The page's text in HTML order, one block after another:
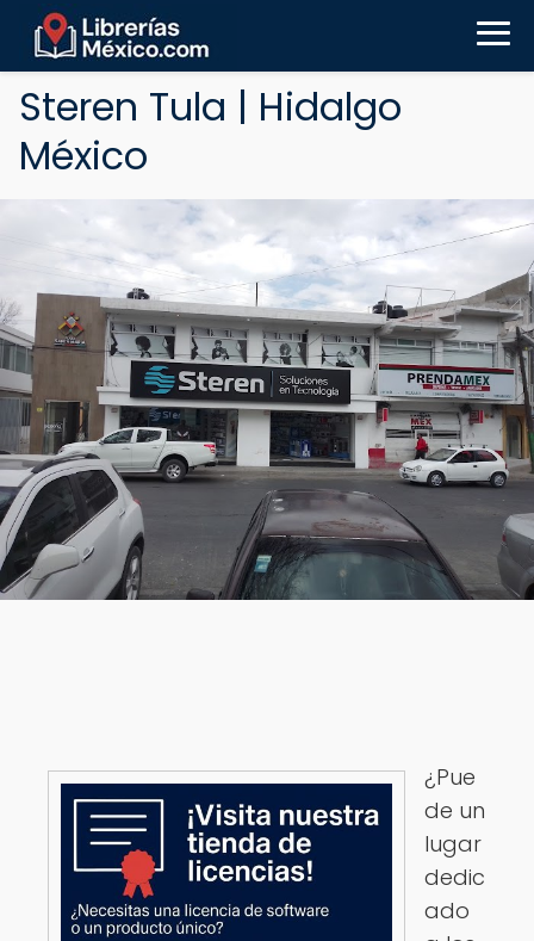
Steren Tula | Hidalgo
México
¿Pue
de un
lugar
dedic
ado